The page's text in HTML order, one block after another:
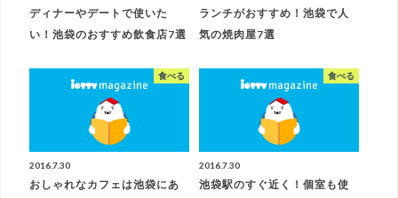
ディナーやデートで使いた
い！池袋のおすすめ飲食店7選
ランチがおすすめ！池袋で人
気の焼肉屋7選
食べる
2016.7.30
おしゃれなカフェは池袋にあ
食べる
2016.7.30
池袋駅のすぐ近く！個室も使